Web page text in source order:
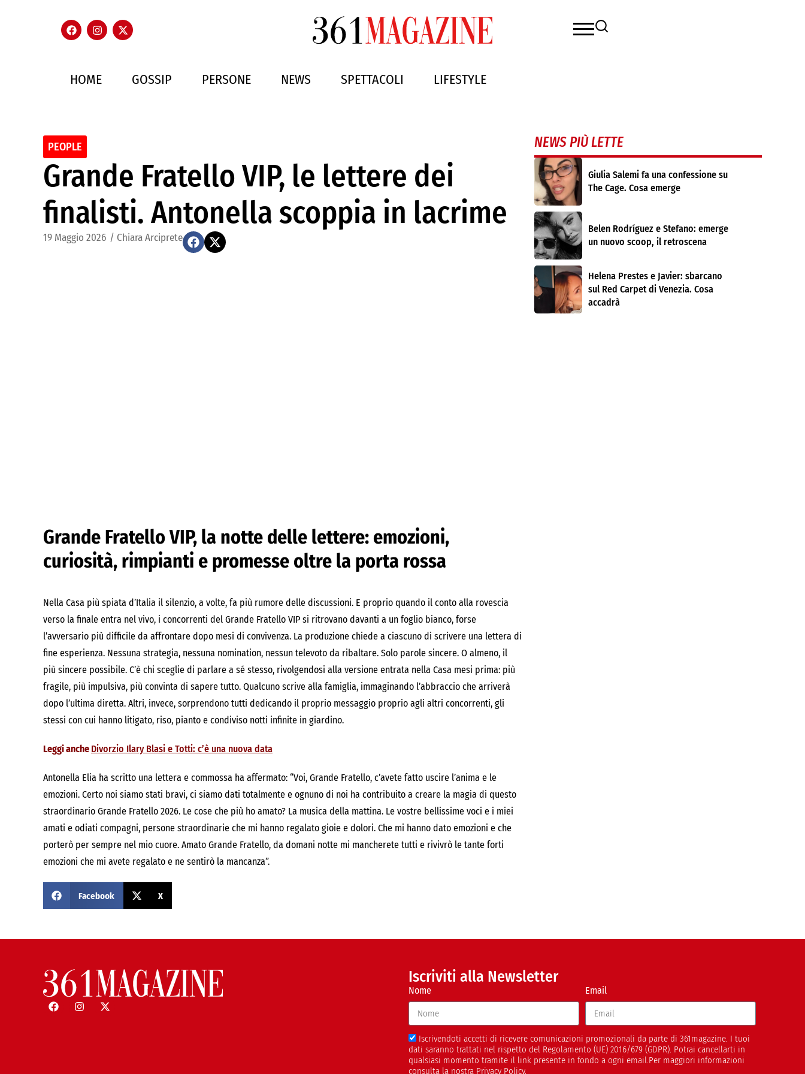
HOME GOSSIP PERSONE NEWS SPETTACOLI LIFESTYLE
PEOPLE
Grande Fratello VIP, le lettere dei
finalisti. Antonella scoppia in lacrime
19 Maggio 2026 / Chiara Arciprete
Grande Fratello VIP, la notte delle lettere: emozioni,
curiosità, rimpianti e promesse oltre la porta rossa
Nella Casa più spiata d’Italia il silenzio, a volte, fa più rumore delle discussioni. E proprio quando il conto alla rovescia
verso la finale entra nel vivo, i concorrenti del Grande Fratello VIP si ritrovano davanti a un foglio bianco, forse
l’avversario più difficile da affrontare dopo mesi di convivenza. La produzione chiede a ciascuno di scrivere una lettera di
fine esperienza. Nessuna strategia, nessuna nomination, nessun televoto da ribaltare. Solo parole sincere. O almeno, il
più sincere possibile. C’è chi sceglie di parlare a sé stesso, rivolgendosi alla versione entrata nella Casa mesi prima: più
fragile, più impulsiva, più convinta di sapere tutto. Qualcuno scrive alla famiglia, immaginando l’abbraccio che arriverà
dopo l’ultima diretta. Altri, invece, sorprendono tutti dedicando il proprio messaggio proprio agli altri concorrenti, gli
stessi con cui hanno litigato, riso, pianto e condiviso notti infinite in giardino.
Leggi anche Divorzio Ilary Blasi e Totti: c’è una nuova data
Antonella Elia ha scritto una lettera e commossa ha affermato: “Voi, Grande Fratello, c’avete fatto uscire l’anima e le
emozioni. Certo noi siamo stati bravi, ci siamo dati totalmente e ognuno di noi ha contribuito a creare la magia di questo
straordinario Grande Fratello 2026. Le cose che più ho amato? La musica della mattina. Le vostre bellissime voci e i miei
amati e odiati compagni, persone straordinarie che mi hanno regalato gioie e dolori. Che mi hanno dato emozioni e che
porterò per sempre nel mio cuore. Amato Grande Fratello, da domani notte mi mancherete tutti e rivivrò le tante forti
emozioni che mi avete regalato e ne sentirò la mancanza”.
Facebook X
NEWS PIÙ LETTE
Giulia Salemi fa una confessione su
The Cage. Cosa emerge
Belen Rodríguez e Stefano: emerge
un nuovo scoop, il retroscena
Helena Prestes e Javier: sbarcano
sul Red Carpet di Venezia. Cosa
accadrà
Iscriviti alla Newsletter
Nome Email
Iscrivendoti accetti di ricevere comunicazioni promozionali da parte di 361magazine. I tuoi
dati saranno trattati nel rispetto del Regolamento (UE) 2016/679 (GDPR). Potrai cancellarti in
qualsiasi momento tramite il link presente in fondo a ogni email.Per maggiori informazioni
consulta la nostra Privacy Policy.